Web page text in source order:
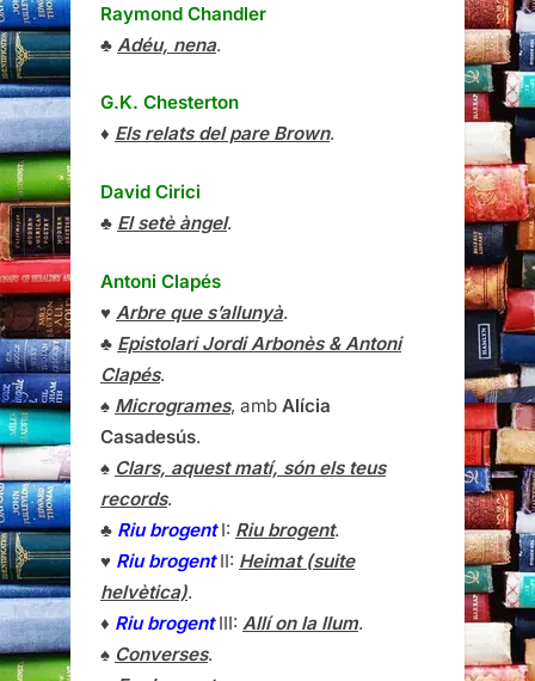
Raymond Chandler
♣ Adéu, nena.
G.K. Chesterton
♦ Els relats del pare Brown.
David Cirici
♣ El setè àngel.
Antoni Clapés
♥ Arbre que s’allunyà.
♣ Epistolari Jordi Arbonès & Antoni
Clapés.
♠ Microgrames, amb Alícia
Casadesús.
♠ Clars, aquest matí, són els teus
records.
♣ Riu brogentI: Riu brogent.
♥ Riu brogentII: Heimat (suite
helvètica).
♦ Riu brogentIII: Allí on la llum.
♠ Converses.